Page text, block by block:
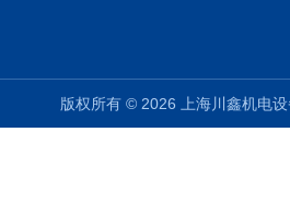
版权所有 © 2026 上海川鑫机电